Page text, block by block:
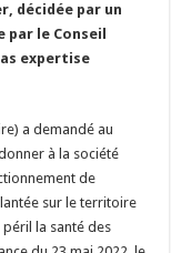
décidée par un
le Conseil
expertise
a demandé au
à la société
de
sur le territoire
la santé des